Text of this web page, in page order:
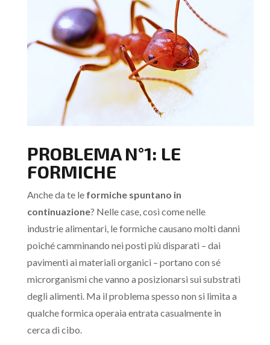
PROBLEMA N°1: LE
FORMICHE
Anche da te le formiche spuntano in
continuazione? Nelle case, così come nelle
industrie alimentari, le formiche causano molti danni
poiché camminando nei posti più disparati – dai
pavimenti ai materiali organici – portano con sé
microrganismi che vanno a posizionarsi sui substrati
degli alimenti. Ma il problema spesso non si limita a
qualche formica operaia entrata casualmente in
cerca di cibo.